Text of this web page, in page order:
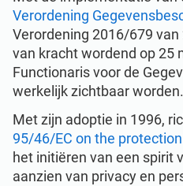
ISO 9001
ISO 14001
ISO 45001
Productie
Transport & distributie
Onderwijs
Verordening
Verordening 2016/679
van kracht wordend op 25
Functionaris voor de
werkelijk zichtbaar worden.
Met zijn adoptie in 1996,
95/46/EC on the
het initiëren van een spirit
aanzien van privacy en